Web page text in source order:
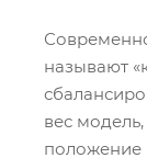
называют
вес
положение